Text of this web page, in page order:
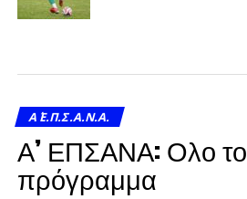
Α΄ Ε.Π.Σ.Α.Ν.Α.
Α’ ΕΠΣΑΝΑ: Ολο το
πρόγραμμα